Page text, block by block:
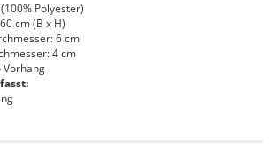
Polyester)
cm (B x H)
6 cm
4 cm
Vorhang